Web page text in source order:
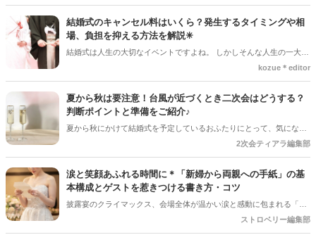
クして準備を進めましょう♪
結婚式のキャンセル料はいくら？発生するタイミングや相
場、負担を抑える方法を解説✳︎
結婚式は人生の大切なイベントですよね。 しかしそんな人生の一大イ
ベントでも、やむを得ない事情で延期や中止、キャンセルを検討しな
ンセル料」です。 「いつからキャンセル料がかかるの？」「全額支払
わないといけないの？」と不安に思う方も多いでしょう。 この記事で
は、結婚式のキャンセル料が発生するタイミングや相場、負担を抑え
る方法についてわかりやすく解説します。
kozue＊editor
夏から秋は要注意！台風が近づくとき二次会はどうする？
判断ポイントと準備をご紹介♪
夏から秋にかけて結婚式を予定しているおふたりにとって、気になる
のが台風の影響。 結婚式は予定通り開催できそうだけど、「二次会は
むケースも少なくありません＊ 今回は、台風が近づいているときに二
次会を開催するか判断するポイントや、事前に準備しておきたいこと
をご紹介します＊
2次会ティアラ編集部
涙と笑顔あふれる時間に＊「新婦から両親への手紙」の基
本構成とゲストを惹きつける書き方・コツ
披露宴のクライマックス、会場全体が温かい涙と感動に包まれる「新
婦からご両親への手紙」。結婚式準備の終盤、「何から書き始めれば
ストロベリー編集部